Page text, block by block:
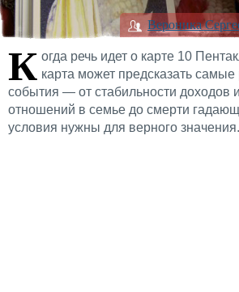
Вероника
К огда речь идет о карте 10
карта может предсказать
события — от стабильности доходов
отношений в семье до смерти
условия нужны для верного значения.